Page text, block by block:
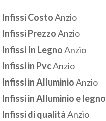
CostoAnzio
PrezzoAnzio
In LegnoAnzio
in PvcAnzio
in AlluminioAnzio
in Alluminio e legno
di qualitàAnzio